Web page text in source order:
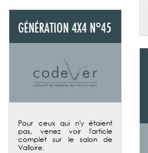
GÉNÉRATION 4X4 N°45
Pour ceux qui n'y étaient
pas, venez voir l'article
complet sur le salon de
Valloire.